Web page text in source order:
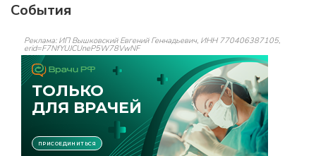
События
Реклама: ИП Вышковский Евгений Геннадьевич, ИНН 770406387105,
erid=F7NfYUJCUneP5W78VwNF